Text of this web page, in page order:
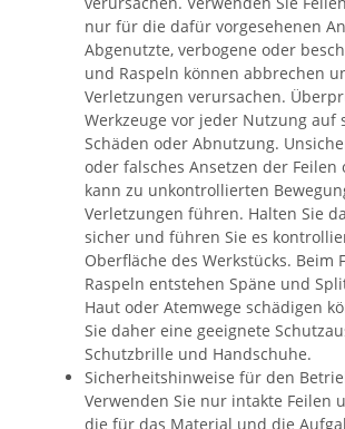
nur für die dafür vorgesehenen
Abgenutzte, verbogene oder
und Raspeln können abbrechen
Verletzungen verursachen.
Werkzeuge vor jeder Nutzung auf
Schäden oder Abnutzung.
oder falsches Ansetzen der Feilen
kann zu unkontrollierten
Verletzungen führen. Halten Sie
sicher und führen Sie es
Oberfläche des Werkstücks. Beim
Raspeln entstehen Späne und
Haut oder Atemwege schädigen
Sie daher eine geeignete
Schutzbrille und Handschuhe.
Sicherheitshinweise für den
Verwenden Sie nur intakte Feilen
die für das Material und die